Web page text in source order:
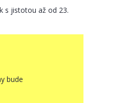
s jistotou až od 23.
bude